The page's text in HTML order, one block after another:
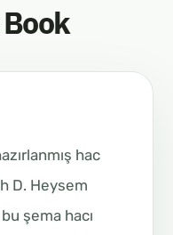
hac
D. Heysem
şema hacı